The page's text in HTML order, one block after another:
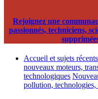
Rejoignez une
passionnés, techniciens,
Accueil et sujets récents
nouveaux moteurs,
technologiques
pollution,